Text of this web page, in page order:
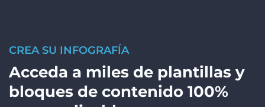
CREA SU INFOGRAFÍA
Acceda a miles de plantillas y
bloques de contenido 100%